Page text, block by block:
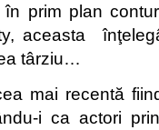
prim plan
aceasta
târziu…
mai recentă
i ca actori